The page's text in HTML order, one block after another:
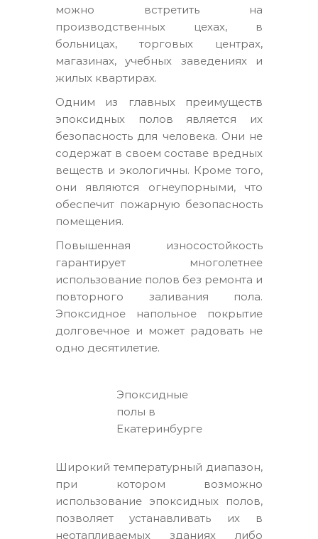
можно встретить на
производственных цехах, в
больницах, торговых центрах,
магазинах, учебных заведениях и
жилых квартирах.
Одним из главных преимуществ
эпоксидных полов является их
безопасность для человека. Они не
содержат в своем составе вредных
веществ и экологичны. Кроме того,
они являются огнеупорными, что
обеспечит пожарную безопасность
помещения.
Повышенная износостойкость
гарантирует многолетнее
использование полов без ремонта и
повторного заливания пола.
Эпоксидное напольное покрытие
долговечное и может радовать не
одно десятилетие.
Эпоксидные
полы в
Екатеринбурге
Широкий температурный диапазон,
при котором возможно
использование эпоксидных полов,
позволяет устанавливать их в
неотапливаемых зданиях либо